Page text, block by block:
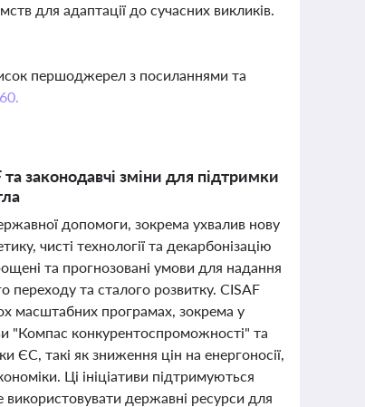
для адаптації до сучасних викликів.
першоджерел з посиланнями та
законодавчі зміни для підтримки
допомоги, зокрема ухвалив нову
чисті технології та декарбонізацію
та прогнозовані умови для надання
переходу та сталого розвитку. CISAF
масштабних програмах, зокрема у
"Компас конкурентоспроможності" та
ЄС, такі як зниження цін на енергоносії,
Ці ініціативи підтримуються
державні ресурси для